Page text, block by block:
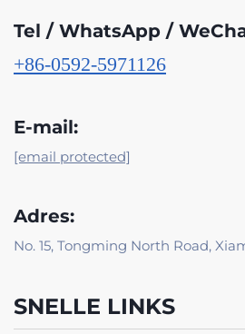
Tel / WhatsApp /
+86-0592-5971126
E-mail:
[email protected]
Adres:
No. 15, Tongming North Road,
SNELLE LINKS